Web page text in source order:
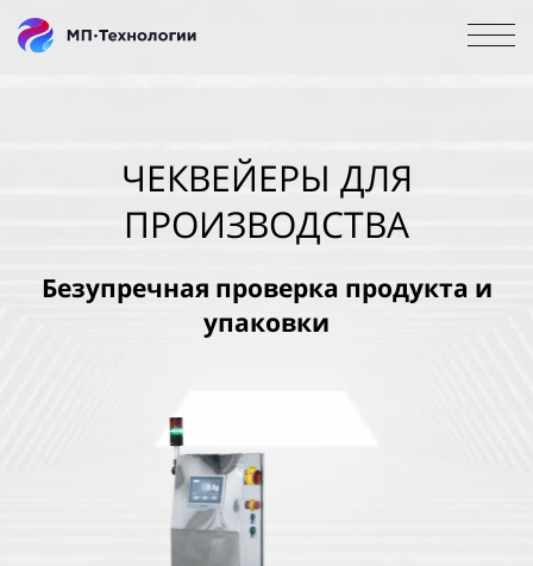
ЧЕКВЕЙЕРЫ ДЛЯ
ПРОИЗВОДСТВА
Безупречная проверка продукта и
упаковки